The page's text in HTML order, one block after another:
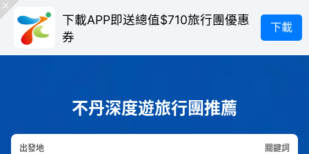
下載APP即送總值$710旅行團優惠
券
下載
不丹深度遊旅行團推薦
出發地 關鍵詞